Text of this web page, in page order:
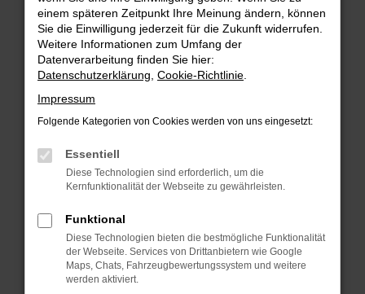
Überprüfe deine Firewall und deine
Internetverbindung.
Laden andere Webseiten, zum Beispiel
Prüfe deine Browsererweiterungen.
können das Laden bestimmter Seiten
verhindern. Funktioniert die Seite in einem
anderen Browser oder in einem privaten
Fenster?
Starte dein Gerät neu.
Das kann manchmal helfen,
vorübergehende Probleme zu beheben.
einem späteren Zeitpunkt Ihre Meinung ändern, können
Sie die Einwilligung jederzeit für die Zukunft widerrufen.
Weitere Informationen zum Umfang der
Datenverarbeitung finden Sie hier:
Datenschutzerklärung Cookie-Richtlinie
Impressum
Folgende Kategorien von Cookies werden von uns eingesetzt:
Essentiell
Diese Technologien sind erforderlich, um die
Kernfunktionalität der Webseite zu gewährleisten.
Funktional
Diese Technologien bieten die bestmögliche Funktionalität
der Webseite. Services von Drittanbietern wie Google
Maps, Chats, Fahrzeugbewertungssystem und weitere
werden aktiviert.